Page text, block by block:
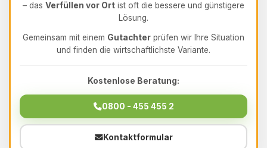
– das Verfüllen vor Ort ist oft die bessere und günstigere
Lösung.
Gemeinsam mit einem Gutachter prüfen wir Ihre Situation
und finden die wirtschaftlichste Variante.
Kostenlose Beratung:
0800 - 455 455 2
Kontaktformular